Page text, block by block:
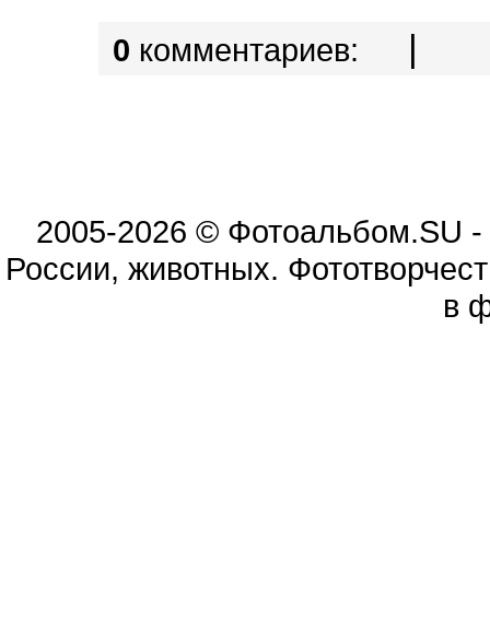
0 комментариев: |
2005-2026 © Фотоальбом.SU -
России, животных.
в